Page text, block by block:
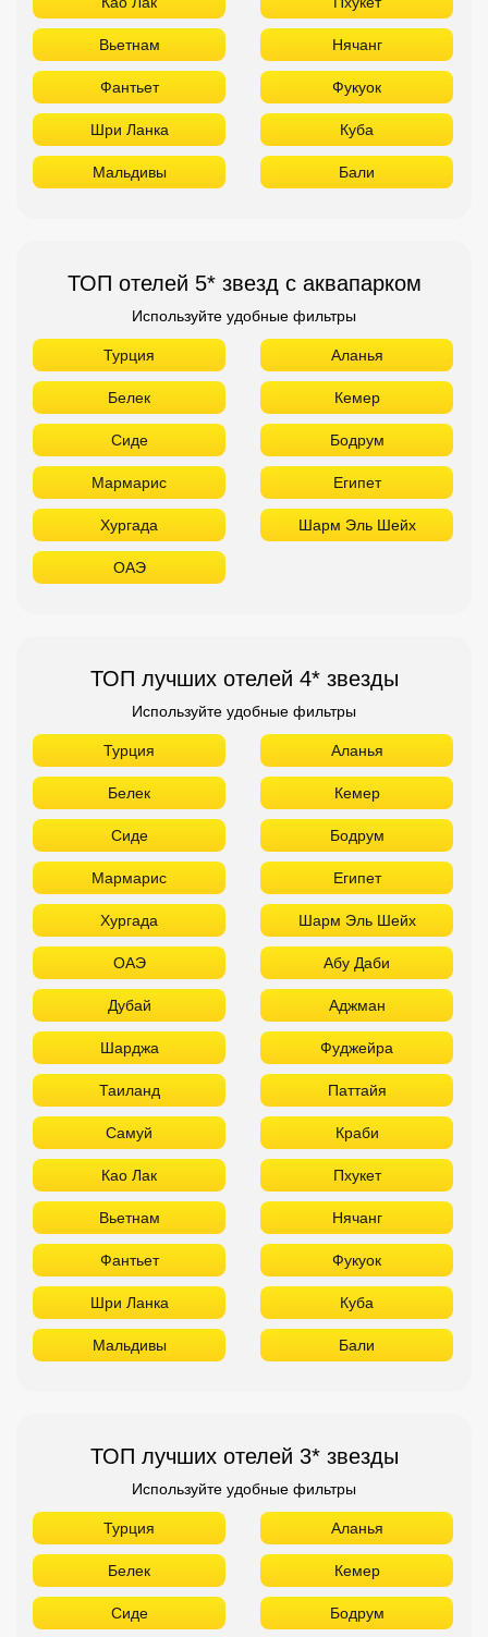
ТОП отелей 5* звезд с аквапарком
Используйте удобные фильтры
Турция Аланья
Белек
Хургада Шарм Эль Шейх
ОАЭ
ТОП лучших отелей 4* звезды
Используйте удобные фильтры
Турция
Хургада Шарм Эль Шейх
ОАЭ Абу Даби
Дубай Аджман
Шарджа Фуджейра
Таиланд Паттайя
Самуй Краби
Као Лак Пхукет
Вьетнам Нячанг
Фантьет Фукуок
Шри Ланка Куба
Мальдивы Бали
ТОП лучших отелей 3* звезды
Используйте удобные фильтры
Турция Аланья
Белек
Хургада Шарм Эль Шейх
ОАЭ Абу Даби
Дубай Аджман
Шарджа Фуджейра